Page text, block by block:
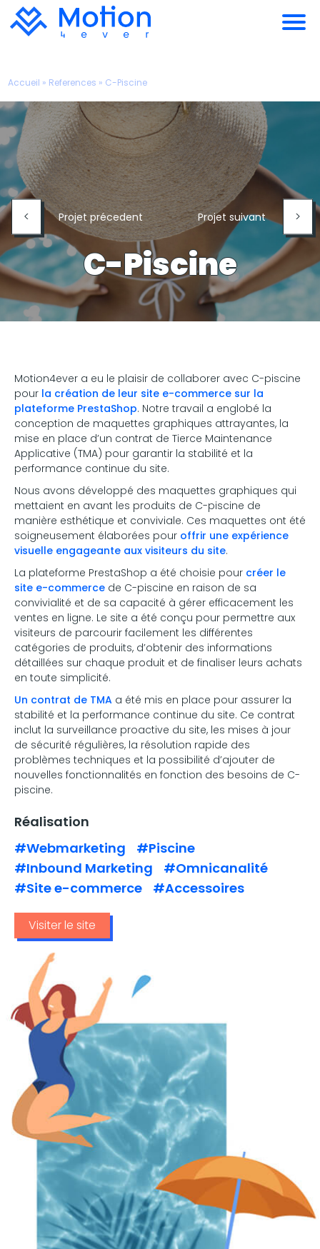
Accueil » References » C-Piscine
C-Piscine
< Projet précedent Projet suivant >
Motion4ever a eu le plaisir de collaborer avec C-piscine
pour la création de leur site e-commerce sur la
plateforme PrestaShop. Notre travail a englobé la
conception de maquettes graphiques attrayantes, la
mise en place d’un contrat de Tierce Maintenance
Applicative (TMA) pour garantir la stabilité et la
performance continue du site.
Nous avons développé des maquettes graphiques qui
mettaient en avant les produits de C-piscine de
manière esthétique et conviviale. Ces maquettes ont été
soigneusement élaborées pour offrir une expérience
visuelle engageante aux visiteurs du site.
La plateforme PrestaShop a été choisie pour créer le
site e-commerce de C-piscine en raison de sa
convivialité et de sa capacité à gérer efficacement les
ventes en ligne. Le site a été conçu pour permettre aux
visiteurs de parcourir facilement les différentes
catégories de produits, d’obtenir des informations
détaillées sur chaque produit et de finaliser leurs achats
en toute simplicité.
Un contrat de TMA a été mis en place pour assurer la
stabilité et la performance continue du site. Ce contrat
inclut la surveillance proactive du site, les mises à jour
de sécurité régulières, la résolution rapide des
problèmes techniques et la possibilité d’ajouter de
nouvelles fonctionnalités en fonction des besoins de C-
piscine.
Réalisation
#Webmarketing
#Piscine
#Inbound Marketing
#Omnicanalité
#Site e-commerce
#Accessoires
Visiter le site